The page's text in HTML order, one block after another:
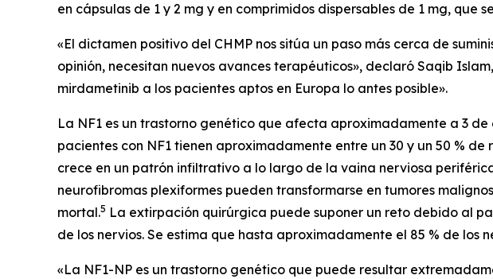
en cápsulas de 1 y 2 mg y en comprimidos dispersables de 1 mg, que
«El dictamen positivo del CHMP nos sitúa un paso más cerca de
opinión, necesitan nuevos avances terapéuticos», declaró Saqib
mirdametinib a los pacientes aptos en Europa lo antes posible».
La NF1 es un trastorno genético que afecta aproximadamente a 3 de
pacientes con NF1 tienen aproximadamente entre un 30 y un 50 %
crece en un patrón infiltrativo a lo largo de la vaina nerviosa
neurofibromas plexiformes pueden transformarse en tumores
mortal.5 La extirpación quirúrgica puede suponer un reto debido al
de los nervios. Se estima que hasta aproximadamente el 85 % de los
«La NF1-NP es un trastorno genético que puede resultar